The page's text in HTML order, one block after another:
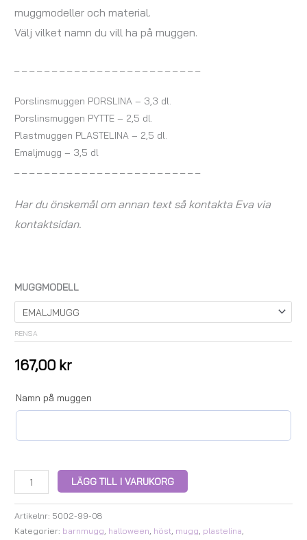
muggmodeller och material.
Välj vilket namn du vill ha på muggen.
Porslinsmuggen PORSLINA – 3,3 dl.
Porslinsmuggen PYTTE – 2,5 dl.
Plastmuggen PLASTELINA – 2,5 dl.
Emaljmugg – 3,5 dl
Har du önskemål om annan text så kontakta Eva via
kontaktsidan.
MUGGMODELL
RENSA
167,00 kr
Namn på muggen
LÄGG TILL I VARUKORG
Artikelnr: 5002-99-08
Kategorier: barnmugg, halloween, höst, mugg, plastelina,